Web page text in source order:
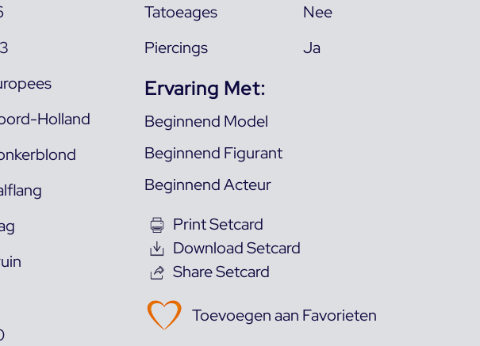
Holland
Tatoeages
Nee
Piercings
Ja
Ervaring Met:
Beginnend Model
Beginnend Figurant
Beginnend Acteur
Print Setcard
Download Setcard
Share Setcard
Toevoegen aan Favorieten